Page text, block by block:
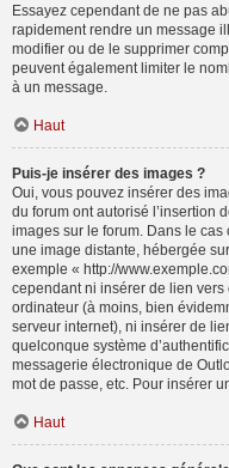
Essayez cependant de ne pas
rapidement rendre un message
modifier ou de le supprimer
peuvent également limiter le
à un message.
Haut
Puis-je insérer des images ?
Oui, vous pouvez insérer des
du forum ont autorisé l’insertion
images sur le forum. Dans le
une image distante, hébergée
exemple « http://
cependant ni insérer de lien
ordinateur (à moins, bien
serveur internet), ni insérer de
quelconque système
messagerie électronique de
mot de passe, etc. Pour insérer
Haut